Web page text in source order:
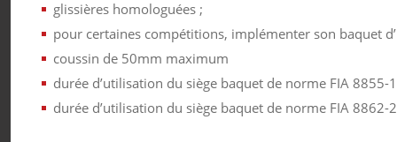
glissières homologuées ;
pour certaines compétitions, implémenter son baquet
coussin de 50mm maximum
durée d’utilisation du siège baquet de norme FIA 8855-
durée d’utilisation du siège baquet de norme FIA 8862-